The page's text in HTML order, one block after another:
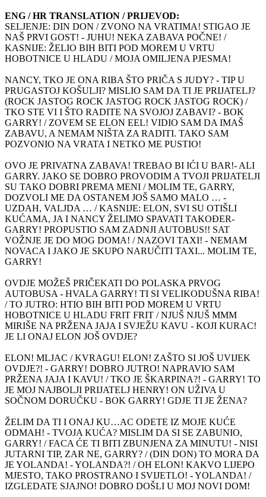
ENG / HR TRANSLATION / PRIJEVOD:
SELJENJE: DIN DON / ZVONO NA VRATIMA! STIGAO JE
NAŠ PRVI GOST! - JUHU! NEKA ZABAVA POČNE! /
KASNIJE: ŽELIO BIH BITI POD MOREM U VRTU
HOBOTNICE U HLADU / MOJA OMILJENA PJESMA!
NANCY, TKO JE ONA RIBA ŠTO PRIČA S JUDY? - TIP U
PRUGASTOJ KOŠULJI? MISLIO SAM DA TI JE PRIJATELJ?
(ROCK JASTOG ROCK JASTOG ROCK JASTOG ROCK) /
TKO STE VI I ŠTO RADITE NA SVOJOJ ZABAVI? - BOK
GARRY! / ZOVEM SE ELON EEL! VIDIO SAM DA IMAŠ
ZABAVU, A NEMAM NIŠTA ZA RADITI. TAKO SAM
POZVONIO NA VRATA I NETKO ME PUSTIO!
OVO JE PRIVATNA ZABAVA! TREBAO BI IĆI U BAR!- ALI
GARRY. JAKO SE DOBRO PROVODIM A TVOJI PRIJATELJI
SU TAKO DOBRI PREMA MENI / MOLIM TE, GARRY,
DOZVOLI ME DA OSTANEM JOŠ SAMO MALO … -
UZDAH, VALJDA … / KASNIJE: ELON, SVI SU OTIŠLI
KUĆAMA, JA I NANCY ŽELIMO SPAVATI TAKOĐER-
GARRY! PROPUSTIO SAM ZADNJI AUTOBUS!! SAT
VOŽNJE JE DO MOG DOMA! / NAZOVI TAXI! - NEMAM
NOVACA I JAKO JE SKUPO NARUČITI TAXI... MOLIM TE,
GARRY!
OVDJE MOŽEŠ PRIČEKATI DO POLASKA PRVOG
AUTOBUSA - HVALA GARRY! TI SI VELIKODUŠNA RIBA!
/ TO JUTRO: HTIO BIH BITI POD MOREM U VRTU
HOBOTNICE U HLADU FRIT FRIT / NJUŠ NJUŠ MMM
MIRIŠE NA PRŽENA JAJA I SVJEŽU KAVU - KOJI KURAC!
JE LI ONAJ ELON JOŠ OVDJE?
ELON! MLJAC / KVRAGU! ELON! ZAŠTO SI JOŠ UVIJEK
OVDJE?! - GARRY! DOBRO JUTRO! NAPRAVIO SAM
PRŽENA JAJA I KAVU! / TKO JE ŠKARPINA?! - GARRY! TO
JE MOJ NAJBOLJI PRIJATELJ HENRY! ON UŽIVA U
SOČNOM DORUČKU - BOK GARRY! GDJE TI JE ŽENA?
ŽELIM DA TI I ONAJ KU…AC ODETE IZ MOJE KUĆE
ODMAH! - TVOJA KUĆA? MISLIM DA SI SE ZABUNIO,
GARRY! / FACA ĆE TI BITI ZBUNJENA ZA MINUTU! - NISI
JUTARNI TIP, ZAR NE, GARRY? / (DIN DON) TO MORA DA
JE YOLANDA! - YOLANDA?! / OH ELON! KAKVO LIJEPO
MJESTO, TAKO PROSTRANO I SVIJETLO! - YOLANDA! /
IZGLEDATE SJAJNO! DOBRO DOŠLI U MOJ NOVI DOM!